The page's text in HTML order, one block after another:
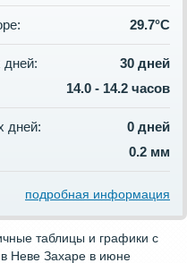
29.7°C
дней:
30 дней
14.0 - 14.2 часов
дней:
0 дней
0.2 мм
подробная информация
таблицы и графики с
Неве Захаре в июне